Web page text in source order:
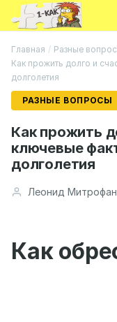
Главная / Разные
Как прожить долго и
долголетия
РАЗНЫЕ ВОПРОСЫ
Как прожить
ключевые
долголетия
Леонид
Как